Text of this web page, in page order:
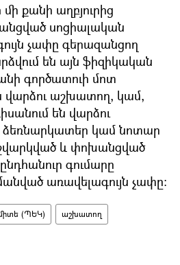
քանի աղբյուրից
սոցիալական
չափը գերազանցող
են այն ֆիզիկական
գործատուի մոտ
վարձու աշխատող, կամ,
են վարձու
կամ նոտար
և փոխանցված
գումարը
առավելագույն չափը։
(ՊԵԿ) աշխատող